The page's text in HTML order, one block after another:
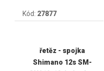
Kód: 27877
řetěz - spojka
Shimano 12s SM-